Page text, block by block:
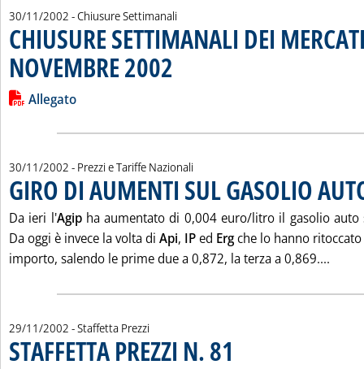
30/11/2002 - Chiusure Settimanali
CHIUSURE SETTIMANALI DEI
NOVEMBRE 2002
Leggi tutta la notizia: 'CHIUSURE SETTIMANALI DEI MERCATI
Lista allegati PDF alla notizia
Allegato
30/11/2002 - Prezzi e Tariffe Nazionali
GIRO DI AUMENTI SUL GASOLIO
Da ieri l'Agipha aumentato di 0,004 euro/litro il gasolio auto
Da oggi è invece la volta di Api, IPed Ergche lo hanno
importo, salendo le prime due a 0,872, la terza a 0,869....
29/11/2002 - Staffetta Prezzi
STAFFETTA PREZZI N. 81